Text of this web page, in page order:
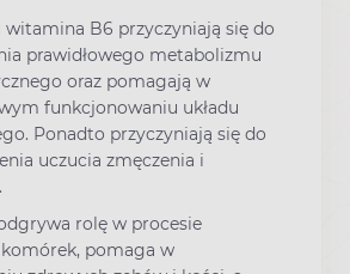
witamina B6 przyczyniają się do
prawidłowego metabolizmu
oraz pomagają w
funkcjonowaniu układu
Ponadto przyczyniają się do
uczucia zmęczenia i
rolę w procesie
komórek, pomaga w